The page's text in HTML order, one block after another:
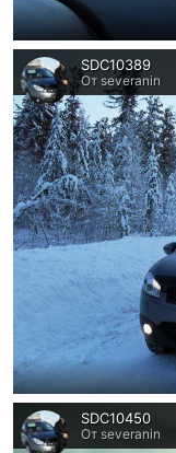
SDC10389
От severanin
SDC10450
От severanin